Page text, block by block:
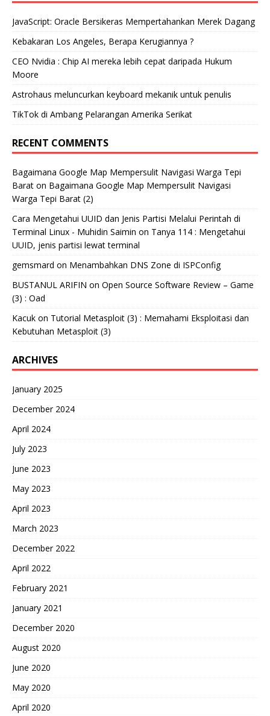
JavaScript: Oracle Bersikeras Mempertahankan Merek Dagang
Kebakaran Los Angeles, Berapa Kerugiannya ?
CEO Nvidia : Chip AI mereka lebih cepat daripada Hukum
Moore
Astrohaus meluncurkan keyboard mekanik untuk penulis
TikTok di Ambang Pelarangan Amerika Serikat
RECENT COMMENTS
Bagaimana Google Map Mempersulit Navigasi Warga Tepi
Barat on Bagaimana Google Map Mempersulit Navigasi
Warga Tepi Barat (2)
Cara Mengetahui UUID dan Jenis Partisi Melalui Perintah di
Terminal Linux - Muhidin Saimin on Tanya 114 : Mengetahui
UUID, jenis partisi lewat terminal
gemsmard on Menambahkan DNS Zone di ISPConfig
BUSTANUL ARIFIN on Open Source Software Review – Game
(3) : Oad
Kacuk on Tutorial Metasploit (3) : Memahami Eksploitasi dan
Kebutuhan Metasploit (3)
ARCHIVES
January 2025
December 2024
April 2024
July 2023
June 2023
May 2023
April 2023
March 2023
December 2022
April 2022
February 2021
January 2021
December 2020
August 2020
June 2020
May 2020
April 2020